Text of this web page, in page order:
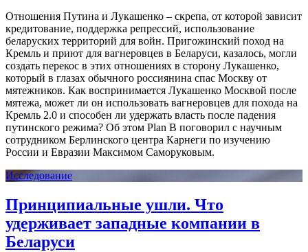
Отношения Путина и Лукашенко – скрепа, от которой зависит
кредитование, поддержка репрессий, использование
беларуских территорий для войн. Пригожинский поход на
Кремль и приют для вагнеровцев в Беларуси, казалось, могли
создать перекос в этих отношениях в сторону Лукашенко,
который в глазах обычного россиянина спас Москву от
мятежников. Как воспринимается Лукашенко Москвой после
мятежа, может ли он использовать вагнеровцев для похода на
Кремль 2.0 и способен ли удержать власть после падения
путинского режима? Об этом Plan B поговорил с научным
сотрудником Берлинского центра Карнеги по изучению
России и Евразии Максимом Саморуковым.
Исследование
Принципиальные ушли. Что
удерживает западные компании в
Беларуси